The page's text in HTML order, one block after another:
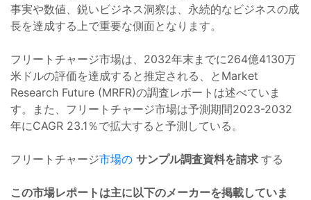
事実や数値、鋭いビジネス洞察は、永続的なビジネスの成
長を達成する上で重要な側面となります。
フリートチャージ市場は、2032年末までに264億4130万
米ドルの評価を達成すると推定される、とMarket
Research Future (MRFR)の調査レポートは述べていま
す。また、フリートチャージ市場は予測期間2023-2032
年にCAGR 23.1％で拡大すると予測している。
フリートチャージ市場の サンプル調査資料を請求 する
この市場レポートは主に以下のメーカーを掲載していま